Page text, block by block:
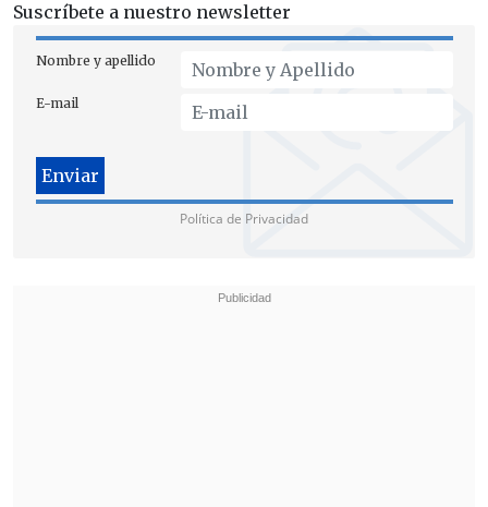
Suscríbete a nuestro newsletter
Nombre y apellido
E-mail
Política de Privacidad